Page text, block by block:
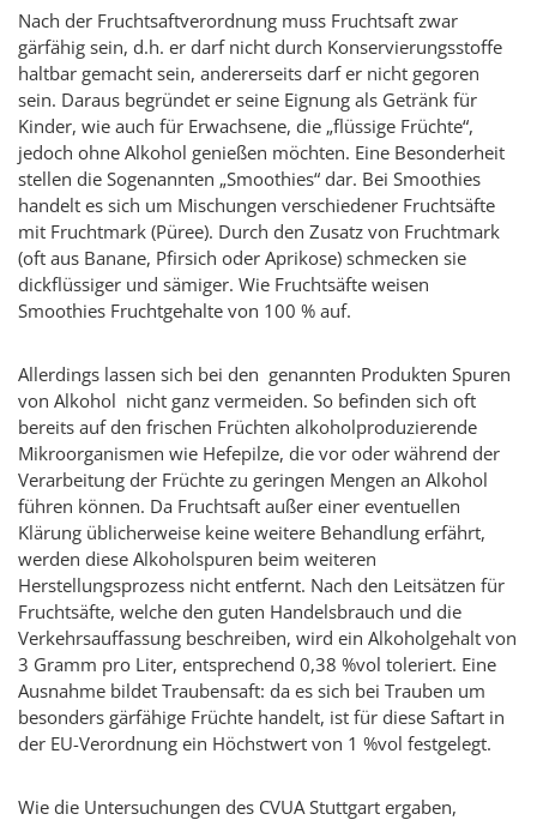
Nach der Fruchtsaftverordnung muss Fruchtsaft zwar
gärfähig sein, d.h. er darf nicht durch Konservierungsstoffe
haltbar gemacht sein, andererseits darf er nicht gegoren
sein. Daraus begründet er seine Eignung als Getränk für
Kinder, wie auch für Erwachsene, die „flüssige Früchte“,
jedoch ohne Alkohol genießen möchten. Eine Besonderheit
stellen die Sogenannten „Smoothies“ dar. Bei Smoothies
handelt es sich um Mischungen verschiedener Fruchtsäfte
mit Fruchtmark (Püree). Durch den Zusatz von Fruchtmark
(oft aus Banane, Pfirsich oder Aprikose) schmecken sie
dickflüssiger und sämiger. Wie Fruchtsäfte weisen
Smoothies Fruchtgehalte von 100 % auf.
Allerdings lassen sich bei den genannten Produkten Spuren
von Alkohol nicht ganz vermeiden. So befinden sich oft
bereits auf den frischen Früchten alkoholproduzierende
Mikroorganismen wie Hefepilze, die vor oder während der
Verarbeitung der Früchte zu geringen Mengen an Alkohol
führen können. Da Fruchtsaft außer einer eventuellen
Klärung üblicherweise keine weitere Behandlung erfährt,
werden diese Alkoholspuren beim weiteren
Herstellungsprozess nicht entfernt. Nach den Leitsätzen für
Fruchtsäfte, welche den guten Handelsbrauch und die
Verkehrsauffassung beschreiben, wird ein Alkoholgehalt von
3 Gramm pro Liter, entsprechend 0,38 %vol toleriert. Eine
Ausnahme bildet Traubensaft: da es sich bei Trauben um
besonders gärfähige Früchte handelt, ist für diese Saftart in
der EU-Verordnung ein Höchstwert von 1 %vol festgelegt.
Wie die Untersuchungen des CVUA Stuttgart ergaben,